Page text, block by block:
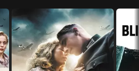
Mayersberg